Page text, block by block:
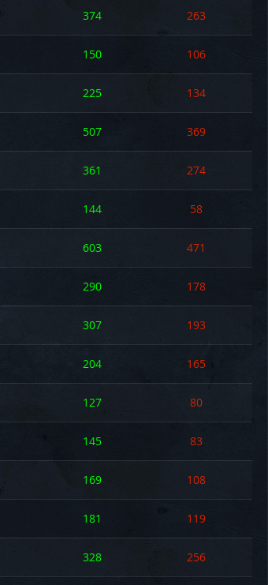
374 263
150 106
225 134
507 369
361 274
144 58
603 471
290 178
307 193
204 165
127 80
145 83
169 108
181 119
328 256